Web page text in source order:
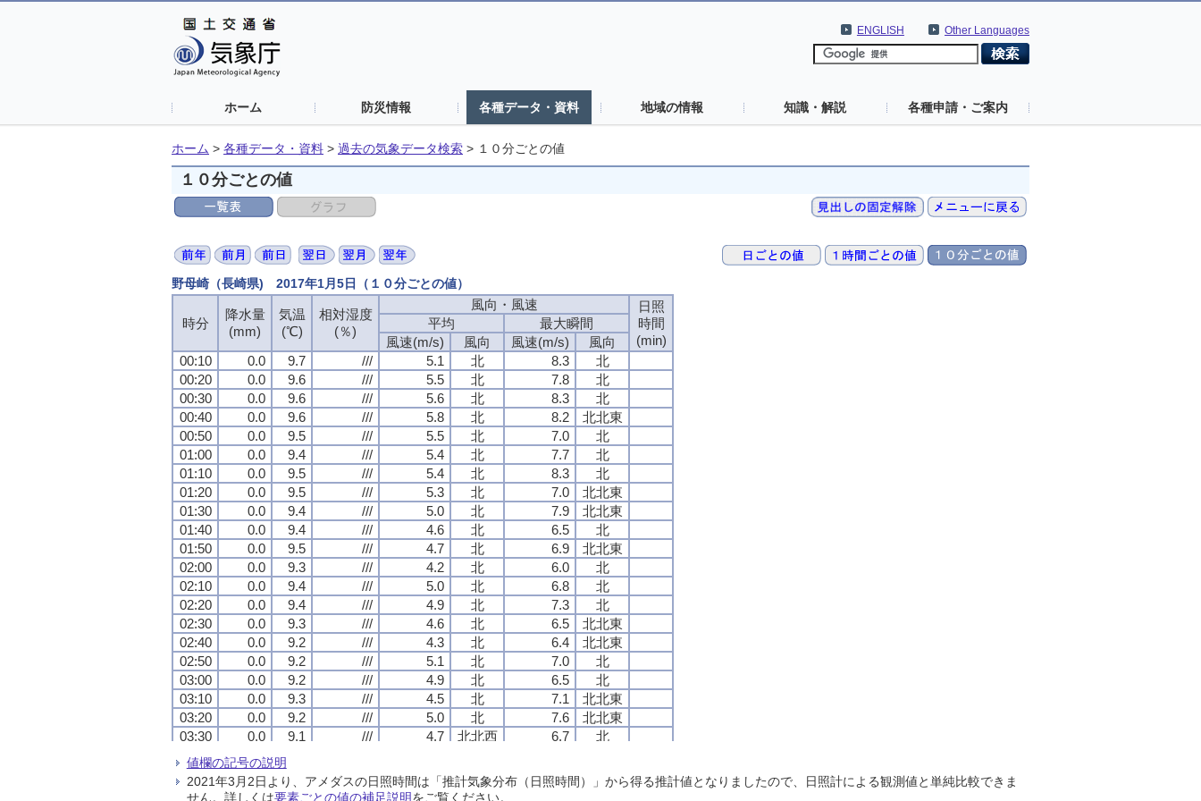
Other Languages
ENGLISH
ホーム 防災情報 各種データ・資料 地域の情報 知識・解説 各種申請・ご案内
ホーム > 各種データ・資料 > 過去の気象データ検索 > １０分ごとの値
１０分ごとの値
野母崎（長崎県) 2017年1月5日（１０分ごとの値）
時分
降水量
(mm)
気温
(℃)
相対湿度
(％)
風向・風速
日照
時間
(min)
平均
最大瞬間
風速(m/s)
風向 風速(m/s)
風向
00:10
0.0 9.7 /// 5.1 北 8.3
北
00:20
0.0 9.6 /// 5.5 北 7.8
北
00:30
0.0 9.6 /// 5.6 北 8.3
北
00:40
0.0 9.6 /// 5.8 北 8.2
北北東
00:50
0.0 9.5 /// 5.5 北 7.0
北
01:00
0.0 9.4 /// 5.4 北 7.7
北
01:10
0.0 9.5 /// 5.4 北 8.3
北
01:20
0.0 9.5 /// 5.3 北 7.0
北北東
01:30
0.0 9.4 /// 5.0 北 7.9
北北東
01:40
0.0 9.4 /// 4.6 北 6.5
北
01:50
0.0 9.5 /// 4.7 北 6.9
北北東
02:00
0.0 9.3 /// 4.2 北 6.0
北
02:10
0.0 9.4 /// 5.0 北 6.8
北
02:20
0.0 9.4 /// 4.9 北 7.3
北
02:30
0.0 9.3 /// 4.6 北 6.5
北北東
02:40
0.0 9.2 /// 4.3 北 6.4
北北東
02:50
0.0 9.2 /// 5.1 北 7.0
北
03:00
0.0 9.2 /// 4.9 北 6.5
北
03:10
0.0 9.3 /// 4.5 北 7.1
北北東
03:20
0.0 9.2 /// 5.0 北 7.6
北北東
03:30
0.0 9.1 /// 4.7 北北西 6.7
北
03:40
0.0
03:50
0.0 8.9 /// 4.4 北 6.1
北
04:00
0.0 8.9 /// 4.6 北 6.4 北北東
時分
降水量
(mm)
気温
(℃)
相対湿度
(％)
風向・風速
日照
時間
(min)
平均
最大瞬間
風速(m/s)
風向 風速(m/s)
風向
00:10
0.0 9.7 /// 5.1 北 8.3
北
00:20
0.0 9.6 /// 5.5 北 7.8
北
00:30
0.0 9.6 /// 5.6 北 8.3
北
00:40
0.0 9.6 /// 5.8 北 8.2
北北東
00:50
0.0 9.5 /// 5.5 北 7.0
北
01:00
0.0 9.4 /// 5.4 北 7.7
北
01:10
0.0 9.5 /// 5.4 北 8.3
北
01:20
0.0 9.5 /// 5.3 北 7.0
北北東
01:30
0.0 9.4 /// 5.0 北 7.9
北北東
01:40
0.0 9.4 /// 4.6 北 6.5
北
01:50
0.0 9.5 /// 4.7 北 6.9
北北東
02:00
0.0 9.3 /// 4.2 北 6.0
北
02:10
0.0 9.4 /// 5.0 北 6.8
北
02:20
0.0 9.4 /// 4.9 北 7.3
北
02:30
0.0 9.3 /// 4.6 北 6.5
北北東
02:40
0.0 9.2 /// 4.3 北 6.4
北北東
02:50
0.0 9.2 /// 5.1 北 7.0
北
03:00
0.0 9.2 /// 4.9 北 6.5
北
03:10
0.0 9.3 /// 4.5 北 7.1
北北東
03:20
0.0 9.2 /// 5.0 北 7.6
北北東
03:30
0.0 9.1 /// 4.7 北北西 6.7
北
03:40
0.0
03:50
0.0 8.9 /// 4.4 北 6.1
北
04:00
0.0 8.9 /// 4.6 北 6.4 北北東
時分
降水量
(mm)
気温
(℃)
相対湿度
(％)
風向・風速
日照
時間
(min)
平均
最大瞬間
風速(m/s)
風向 風速(m/s)
風向
00:10
0.0 9.7 /// 5.1 北 8.3
北
00:20
0.0 9.6 /// 5.5 北 7.8
北
00:30
0.0 9.6 /// 5.6 北 8.3
北
00:40
0.0 9.6 /// 5.8 北 8.2
北北東
00:50
0.0 9.5 /// 5.5 北 7.0
北
01:00
0.0 9.4 /// 5.4 北 7.7
北
01:10
0.0 9.5 /// 5.4 北 8.3
北
01:20
0.0 9.5 /// 5.3 北 7.0
北北東
01:30
0.0 9.4 /// 5.0 北 7.9
北北東
01:40
0.0 9.4 /// 4.6 北 6.5
北
01:50
0.0 9.5 /// 4.7 北 6.9
北北東
02:00
0.0 9.3 /// 4.2 北 6.0
北
02:10
0.0 9.4 /// 5.0 北 6.8
北
02:20
0.0 9.4 /// 4.9 北 7.3
北
02:30
0.0 9.3 /// 4.6 北 6.5
北北東
02:40
0.0 9.2 /// 4.3 北 6.4
北北東
02:50
0.0 9.2 /// 5.1 北 7.0
北
03:00
0.0 9.2 /// 4.9 北 6.5
北
03:10
0.0 9.3 /// 4.5 北 7.1
北北東
03:20
0.0 9.2 /// 5.0 北 7.6
北北東
03:30
0.0 9.1 /// 4.7 北北西 6.7
北
03:40
0.0
03:50
0.0 8.9 /// 4.4 北 6.1
北
04:00
0.0 8.9 /// 4.6 北 6.4 北北東
時分
降水量
(mm)
気温
(℃)
相対湿度
(％)
風向・風速
日照
時間
(min)
平均
最大瞬間
風速(m/s)
風向 風速(m/s)
風向
00:10
0.0 9.7 /// 5.1 北 8.3
北
00:20
0.0 9.6 /// 5.5 北 7.8
北
00:30
0.0 9.6 /// 5.6 北 8.3
北
00:40
0.0 9.6 /// 5.8 北 8.2
北北東
00:50
0.0 9.5 /// 5.5 北 7.0
北
01:00
0.0 9.4 /// 5.4 北 7.7
北
01:10
0.0 9.5 /// 5.4 北 8.3
北
01:20
0.0 9.5 /// 5.3 北 7.0
北北東
01:30
0.0 9.4 /// 5.0 北 7.9
北北東
01:40
0.0 9.4 /// 4.6 北 6.5
北
01:50
0.0 9.5 /// 4.7 北 6.9
北北東
02:00
0.0 9.3 /// 4.2 北 6.0
北
02:10
0.0 9.4 /// 5.0 北 6.8
北
02:20
0.0 9.4 /// 4.9 北 7.3
北
02:30
0.0 9.3 /// 4.6 北 6.5
北北東
02:40
0.0 9.2 /// 4.3 北 6.4
北北東
02:50
0.0 9.2 /// 5.1 北 7.0
北
03:00
0.0 9.2 /// 4.9 北 6.5
北
03:10
0.0 9.3 /// 4.5 北 7.1
北北東
03:20
0.0 9.2 /// 5.0 北 7.6
北北東
03:30
0.0 9.1 /// 4.7 北北西 6.7
北
03:40
0.0
03:50
0.0 8.9 /// 4.4 北 6.1
北
04:00
0.0 8.9 /// 4.6 北 6.4 北北東
値欄の記号の説明
2021年3月2日より、アメダスの日照時間は「推計気象分布（日照時間）」から得る推計値となりましたので、日照計による観測値と単純比較できま
せん。詳しくは要素ごとの値の補足説明をご覧ください。